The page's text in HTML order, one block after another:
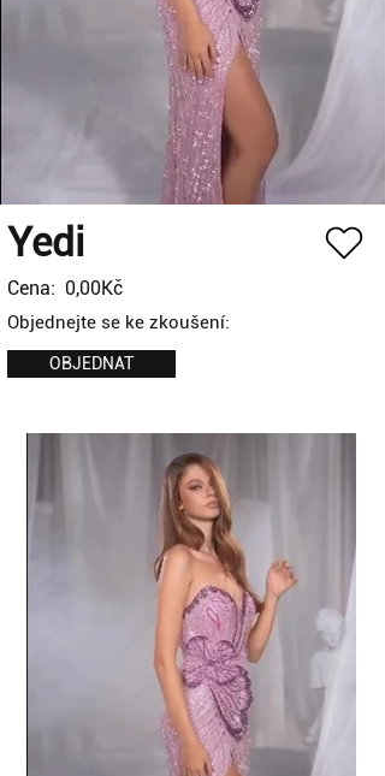
Yedi
Cena: 0,00Kč
Objednejte se ke zkoušení:
OBJEDNAT